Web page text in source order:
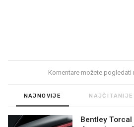
Komentare možete pogledati
NAJNOVIJE NAJČITANIJE
Bentley